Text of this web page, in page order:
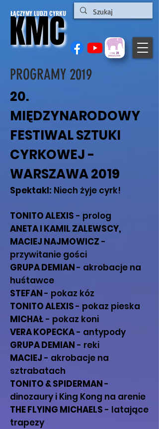
KMC
KMC
ŁĄCZYMY LUDZI CYRKU
PROGRAMY 2019
20.
MIĘDZYNARODOWY
FESTIWAL SZTUKI
CYRKOWEJ -
WARSZAWA 2019
Spektakl: Niech żyje cyrk!
TONITO ALEXIS - prolog
ANETA I KAMIL ZALEWSCY,
MACIEJ NAJMOWICZ -
przywitanie gości
GRUPA DEMIAN- akrobacje na
huśtawce
STEFAN- pokaz kóz
TONITO ALEXIS- pokaz pieska
MICHAŁ - pokaz koni
VERA KOPECKA- antypody
GRUPA DEMIAN - reki
MACIEJ - akrobacje na
sztrabatach
TONITO & SPIDERMAN-
dinozaury i King Kong na arenie
THE FLYING MICHAELS - latające
trapezy